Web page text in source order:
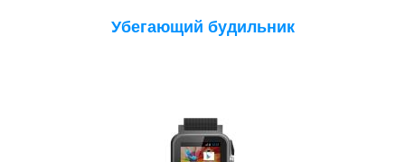
Убегающий будильник